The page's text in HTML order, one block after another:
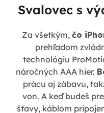
Svalovec s
Za všetkým, čo
prehľadom
technológiu
náročných AAA hier.
prácu aj zábavu,
von. A keď budeš
šťavy, káblom